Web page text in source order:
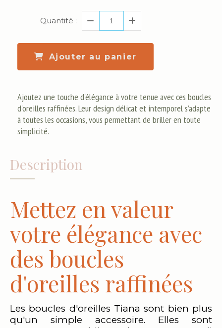
Quantité :
Ajouter au panier
Ajoutez une touche d'élégance à votre tenue avec ces boucles
d'oreilles raffinées. Leur design délicat et intemporel s’adapte
à toutes les occasions, vous permettant de briller en toute
simplicité.
Description
Mettez en valeur
votre élégance avec
des boucles
d'oreilles raffinées
Les boucles d'oreilles Tiana sont bien plus
qu'un simple accessoire. Elles sont